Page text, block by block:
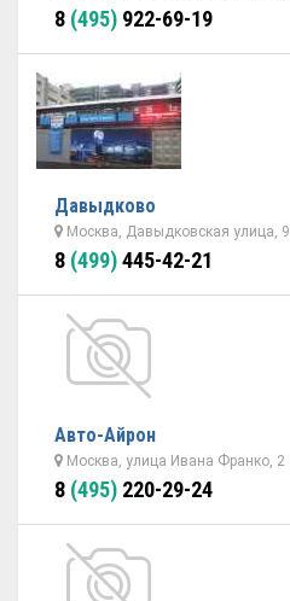
8 (495) 922-69-19
Давыдково
Москва, Давыдковская улица, 9
8 (499)445-42-21
Авто-Айрон
Москва, улица Ивана Франко, 2
8 (495) 220-29-24